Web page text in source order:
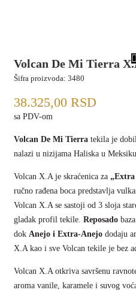
Volcan De Mi Tierra
Šifra proizvoda: 3480
38.325,00RSD
sa PDV-om
Volcan De Mi Tierra tekila je
nalazi u nizijama Haliska u
Volcan X.A je skraćenica za
ručno rađena boca predstavlja
Volcan X.A se sastoji od 3 sloja
gladak profil tekile.Reposado
dokAnejo i Extra-Anejo dodaju
X.A kao i sve Volcan tekile je bez
Volcan X.A otkriva savršenu
aroma vanile, karamele i suvog